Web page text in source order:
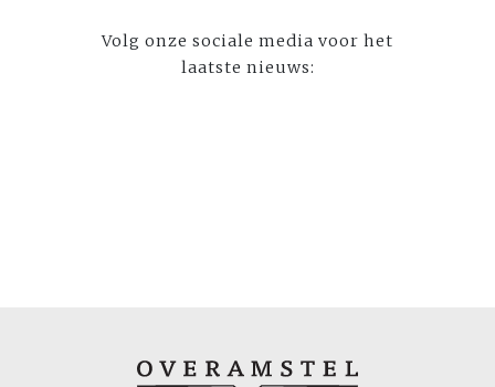
Volg onze sociale media voor het
laatste nieuws: